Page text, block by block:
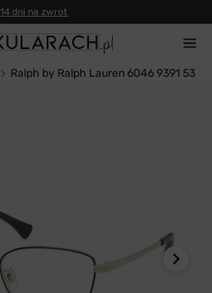
14 dni na zwrot
Ralph by Ralph Lauren 6046 9391 53